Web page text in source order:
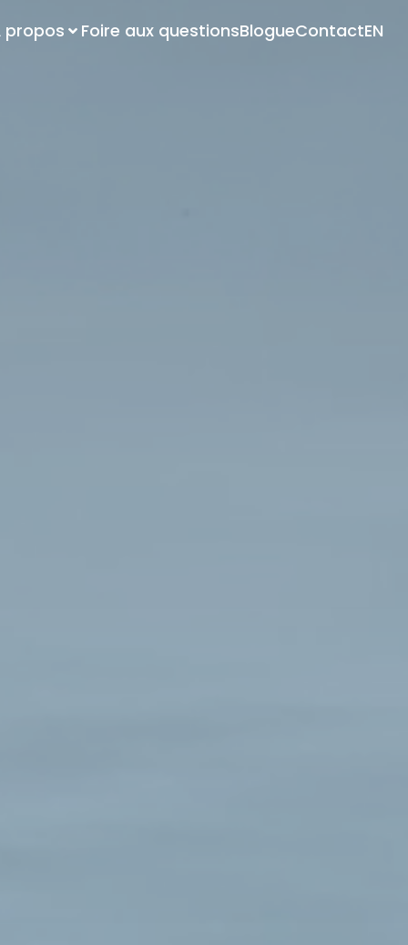
propos Foire aux questionsBlogueContactEN